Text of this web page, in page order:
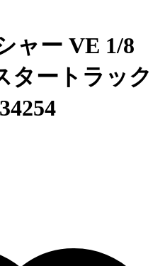
ャー VE 1/8
タートラック